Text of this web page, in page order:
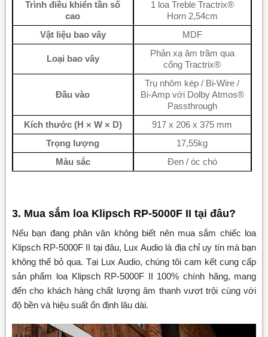
Trình điều khiển tần số
cao
1 loa Treble Tractrix®
Horn 2,54cm
Vật liệu bao vây
MDF
Loại bao vây
Phản xạ âm trầm qua
cổng Tractrix®
Đầu vào
Trụ nhôm kép / Bi-Wire /
Bi-Amp với Dolby Atmos®
Passthrough
Kích thước (H × W × D)
917 x 206 x 375 mm
Trọng lượng
17,55kg
Màu sắc
Đen / óc chó
3. Mua sắm loa Klipsch RP-5000F II tại đâu?
Nếu bạn đang phân vân không biết nên mua sắm chiếc loa
Klipsch RP-5000F II tại đâu, Lux Audio là địa chỉ uy tín mà bạn
không thể bỏ qua. Tại Lux Audio, chúng tôi cam kết cung cấp
sản phẩm loa Klipsch RP-5000F II 100% chính hãng, mang
đến cho khách hàng chất lượng âm thanh vượt trội cùng với
độ bền và hiệu suất ổn định lâu dài.